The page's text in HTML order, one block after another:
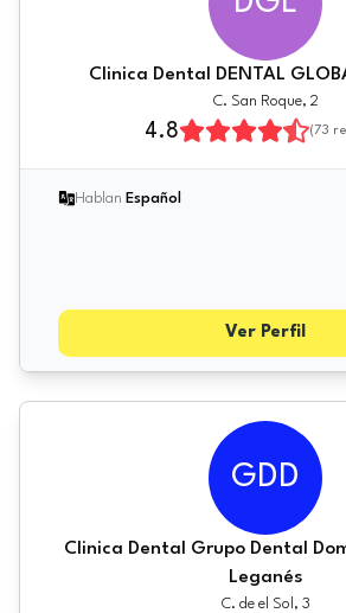
Clinica Dental DENTAL
C. San Roque, 2
4.8 (73
Hablan Español
Ver Perfil
GDD
Clinica Dental Grupo Dental
Leganés
C. de el Sol, 3